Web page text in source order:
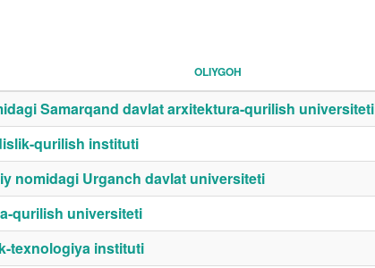
OLIYGOH
Samarqand davlat arxitektura-qurilish universiteti
qurilish instituti
nomidagi Urganch davlat universiteti
qurilish universiteti
texnologiya instituti